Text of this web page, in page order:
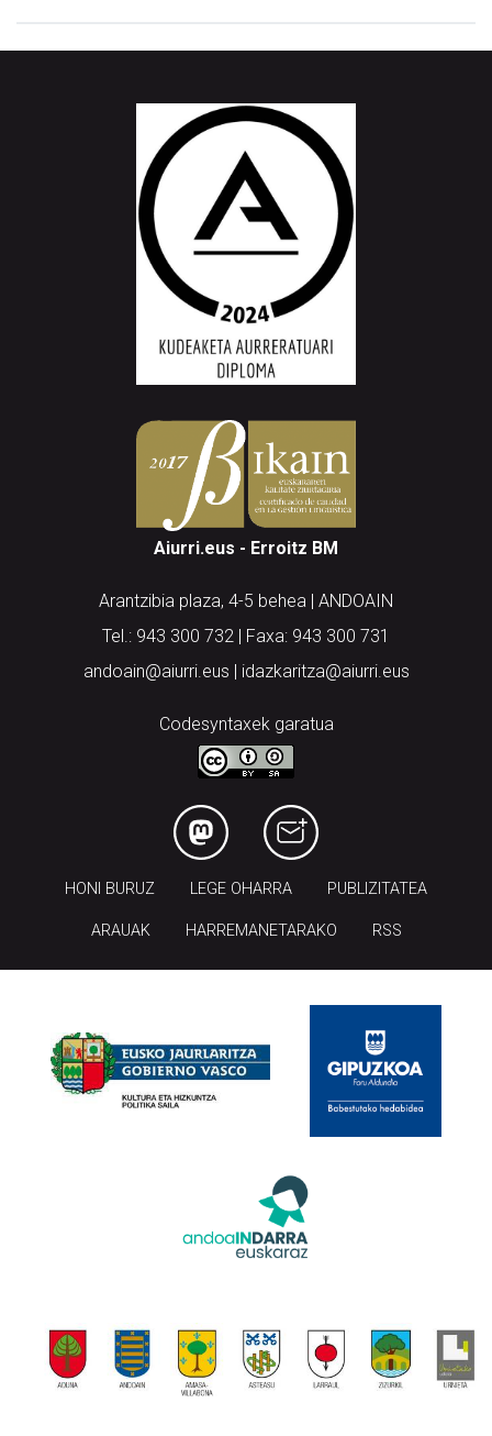
Aiurri.eus - Erroitz BM
Arantzibia plaza, 4-5 behea | ANDOAIN
Tel.: 943 300 732 | Faxa: 943 300 731
andoain@aiurri.eus | idazkaritza@aiurri.eus
Codesyntaxek garatua
HONI BURUZ LEGE OHARRA PUBLIZITATEA
ARAUAK HARREMANETARAKO RSS